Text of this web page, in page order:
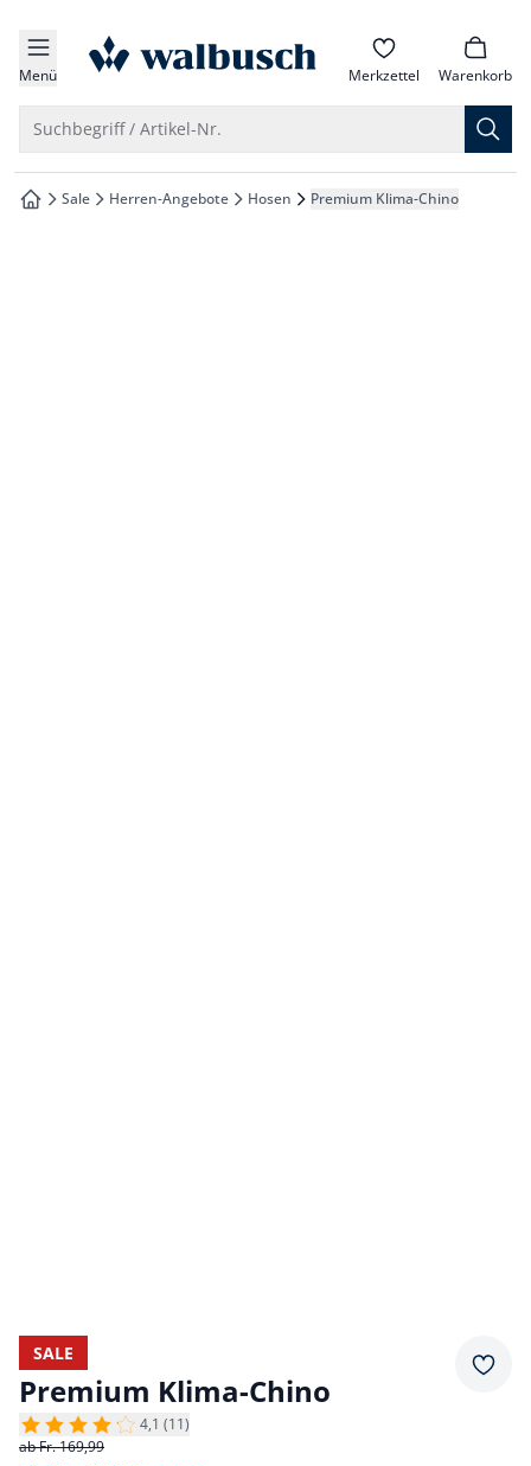
springen
springen
springen
springen
Menü zur Startseite Merkzettel Warenkorb
Suchbegriff / Artikel-Nr.
zur Startseite
Sale Herren-Angebote Hosen Premium Klima-Chino
SALE
Premium Klima-Chino
4,1 (11)
ab Fr. 169,99